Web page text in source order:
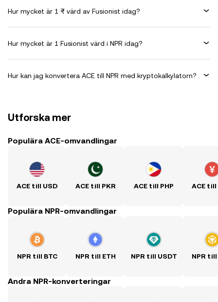
Hur mycket är 1 ₨ värd av Fusionist idag?
Hur mycket är 1 Fusionist värd i NPR idag?
Hur kan jag konvertera ACE till NPR med kryptokalkylatorn?
Utforska mer
Populära ACE-omvandlingar
ACE till USD ACE till PKR ACE till PHP ACE till
Populära NPR-omvandlingar
NPR till BTC NPR till ETH NPR till USDT NPR till
Andra NPR-konverteringar